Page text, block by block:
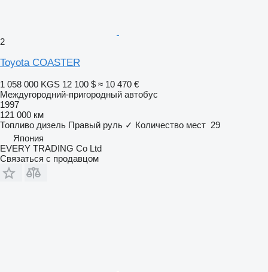
2
Toyota COASTER
1 058 000 KGS 12 100 $ ≈ 10 470 €
Междугородний-пригородный автобус
1997
121 000 км
Топливо дизель Правый руль ✓ Количество мест 29
Япония
EVERY TRADING Co Ltd
Связаться с продавцом